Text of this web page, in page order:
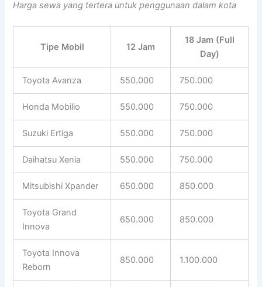
Harga sewa yang tertera untuk penggunaan dalam kota
Tipe Mobil 12 Jam
18 Jam (Full
Day)
Toyota Avanza 550.000 750.000
Honda Mobilio 550.000 750.000
Suzuki Ertiga 550.000 750.000
Daihatsu Xenia 550.000 750.000
Mitsubishi Xpander 650.000 850.000
Toyota Grand
Innova
650.000 850.000
Toyota Innova
Reborn
850.000 1.100.000